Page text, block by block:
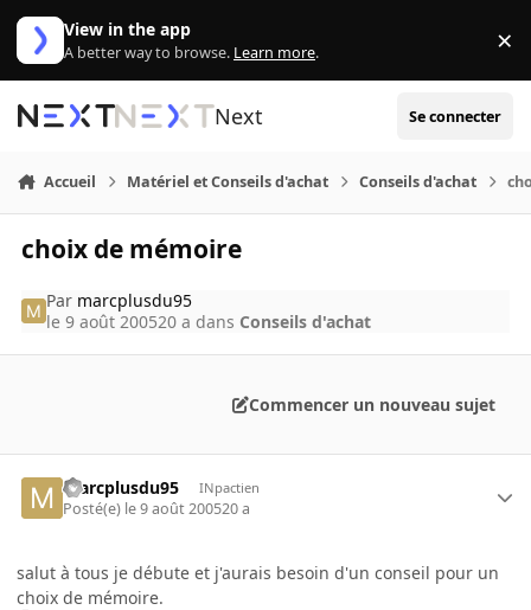
Aller au contenu
View in the app
A better way to browse. Learn more. ×
Next Se connecter
Accueil Matériel et Conseils d'achat Conseils d'achat
choix de mémoire
Par marcplusdu95
le 9 août 200520 a dans Conseils d'achat
Commencer un nouveau sujet
marcplusdu95 INpactien
Posté(e) le 9 août 200520 a
salut à tous je débute et j'aurais besoin d'un conseil pour un
choix de mémoire.